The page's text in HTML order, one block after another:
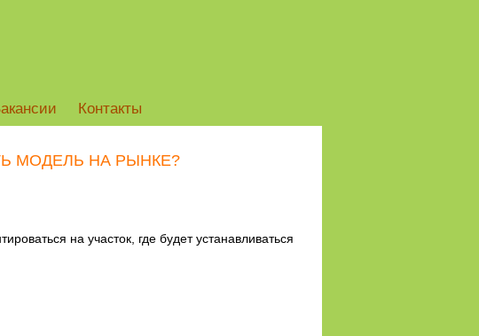
Контакты
МОДЕЛЬ НА РЫНКЕ?
на участок, где будет устанавливаться